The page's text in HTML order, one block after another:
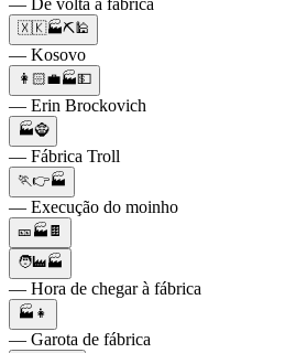
🇽🇰🏭⛏️🕌
— Kosovo
👩🏻💼🏭💵
— Erin Brockovich
🏭🧌
— Fábrica Troll
🏃👉🏭
— Execução do moinho
🎫🏭🍫
🧑‍🏭🏭
— Hora de chegar à fábrica
🏭👧
— Garota de fábrica